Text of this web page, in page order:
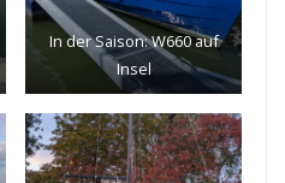
In der Saison: W660 auf
Insel